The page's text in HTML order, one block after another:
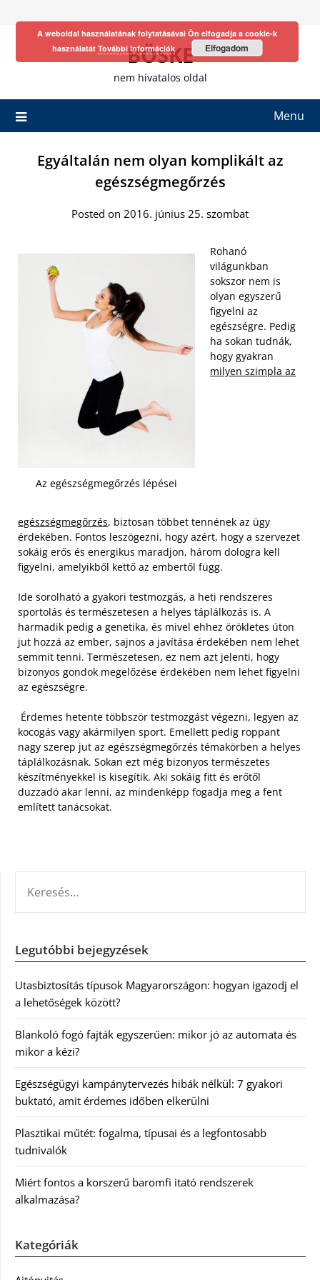
BÖSKE
nem hivatalos oldal
Menu
Egyáltalán nem olyan komplikált az
egészségmegőrzés
Posted on 2016. június 25. szombat
Az egészségmegőrzés lépései
Rohanó
világunkban
sokszor nem is
olyan egyszerű
figyelni az
egészségre. Pedig
ha sokan tudnák,
hogy gyakran
milyen szimpla az
egészségmegőrzés, biztosan többet tennének az ügy
érdekében. Fontos leszögezni, hogy azért, hogy a szervezet
sokáig erős és energikus maradjon, három dologra kell
figyelni, amelyikből kettő az embertől függ.
Ide sorolható a gyakori testmozgás, a heti rendszeres
sportolás és természetesen a helyes táplálkozás is. A
harmadik pedig a genetika, és mivel ehhez örökletes úton
jut hozzá az ember, sajnos a javítása érdekében nem lehet
semmit tenni. Természetesen, ez nem azt jelenti, hogy
bizonyos gondok megelőzése érdekében nem lehet figyelni
az egészségre.
Érdemes hetente többször testmozgást végezni, legyen az
kocogás vagy akármilyen sport. Emellett pedig roppant
nagy szerep jut az egészségmegőrzés témakörben a helyes
táplálkozásnak. Sokan ezt még bizonyos természetes
készítményekkel is kisegítik. Aki sokáig fitt és erőtől
duzzadó akar lenni, az mindenképp fogadja meg a fent
említett tanácsokat.
Legutóbbi bejegyzések
Utasbiztosítás típusok Magyarországon: hogyan igazodj el
a lehetőségek között?
Blankoló fogó fajták egyszerűen: mikor jó az automata és
mikor a kézi?
Egészségügyi kampánytervezés hibák nélkül: 7 gyakori
buktató, amit érdemes időben elkerülni
Plasztikai műtét: fogalma, típusai és a legfontosabb
tudnivalók
Miért fontos a korszerű baromfi itató rendszerek
alkalmazása?
Kategóriák
A weboldal használatának folytatásával Ön elfogadja a cookie-k
használatát További információk Elfogadom